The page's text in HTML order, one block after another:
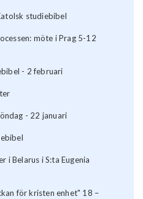
studiebibel
möte i Prag 5-12
- 2 februari
- 22 januari
i Belarus i S:ta Eugenia
för kristen enhet" 18 –